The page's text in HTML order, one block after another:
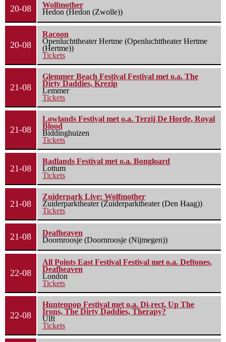
20-08
Wolfmother
Hedon (Hedon (Zwolle))
20-08
Racoon
Openluchttheater Hertme (Openluchttheater Hertme
(Hertme))
Tickets
21-08
Glemmer Beach Festival Festival met o.a. The
Dirty Daddies, Krezip
Lemmer
Tickets
21-08
Lowlands Festival met o.a. Terzij De Horde, Royal
Blood
Biddinghuizen
Tickets
21-08
Badlands Festival met o.a. Bongloard
Lottum
Tickets
21-08
Zuiderpark Live: Wolfmother
Zuiderparktheater (Zuiderparktheater (Den Haag))
Tickets
21-08
Deafheaven
Doornroosje (Doornroosje (Nijmegen))
22-08
All Points East Festival Festival met o.a. Deftones,
Deafheaven
London
Tickets
22-08
Huntenpop Festival met o.a. Di-rect, Up The
Irons, The Dirty Daddies, Therapy?
Ulft
Tickets